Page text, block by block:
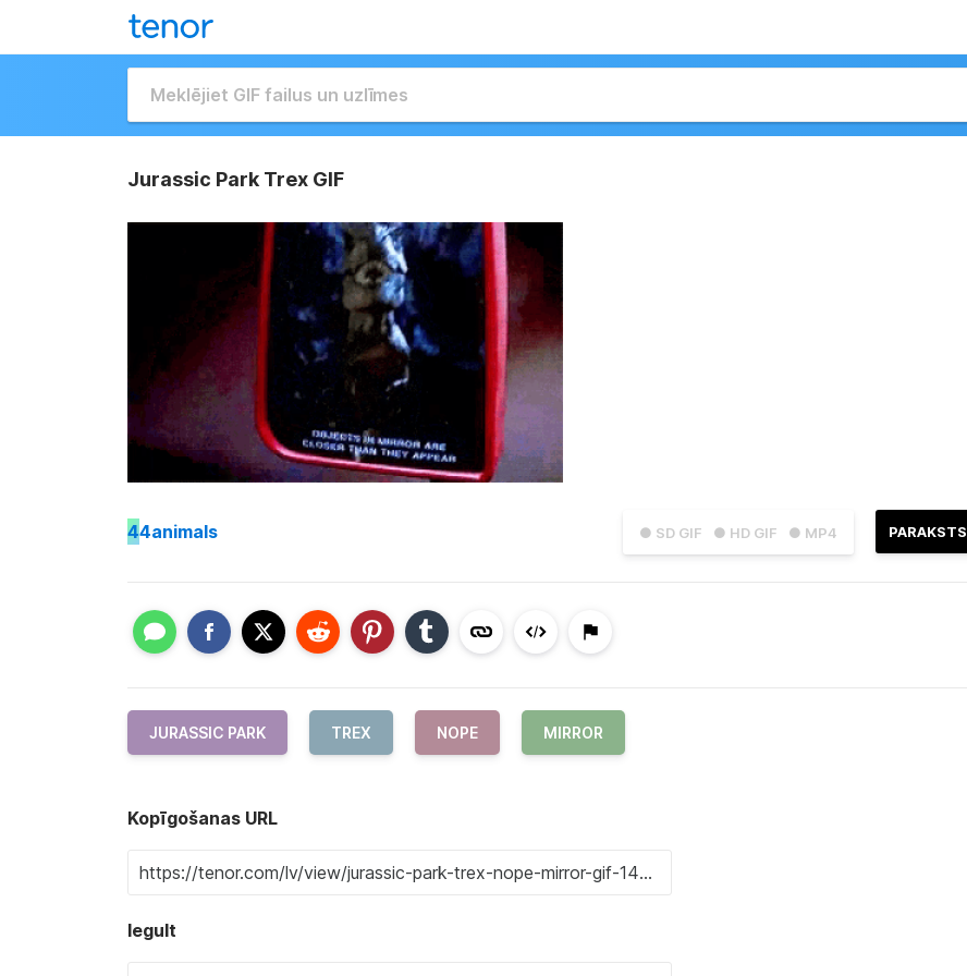
Jurassic Park Trex GIF
● SD GIF ● HD GIF ● MP4 PARAKSTS
44animals
JURASSIC PARK TREX NOPE MIRROR
Kopīgošanas URL
Iegult